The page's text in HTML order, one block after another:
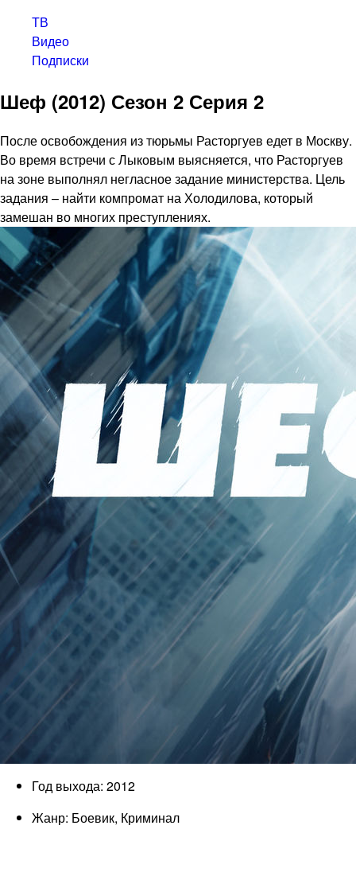
ТВ
Видео
Подписки
Шеф (2012) Сезон 2 Серия 2
После освобождения из тюрьмы Расторгуев едет в Москву.
Во время встречи с Лыковым выясняется, что Расторгуев
на зоне выполнял негласное задание министерства. Цель
задания – найти компромат на Холодилова, который
замешан во многих преступлениях.
Год выхода: 2012
Жанр: Боевик, Криминал